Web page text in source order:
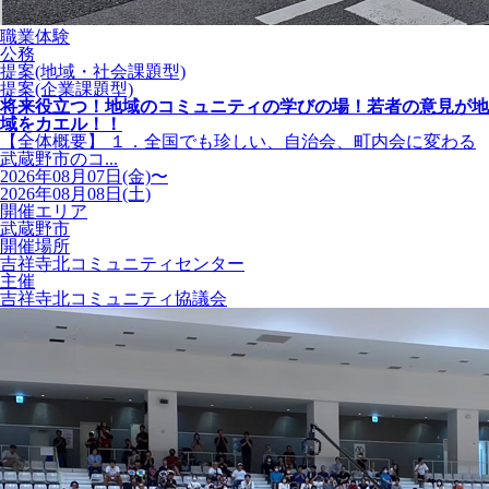
職業体験
公務
提案(地域・社会課題型)
提案(企業課題型)
将来役立つ！地域のコミュニティの学びの場！若者の意見が地
域をカエル！！
【全体概要】 １．全国でも珍しい、自治会、町内会に変わる
武蔵野市のコ...
2026年08月07日(金)〜
2026年08月08日(土)
開催エリア
武蔵野市
開催場所
吉祥寺北コミュニティセンター
主催
吉祥寺北コミュニティ協議会